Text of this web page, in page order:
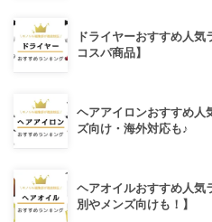
ドライヤーおすすめ人気
コスパ商品】
ヘアアイロンおすすめ人
ズ向け・海外対応も♪
ヘアオイルおすすめ人気
別やメンズ向けも！】